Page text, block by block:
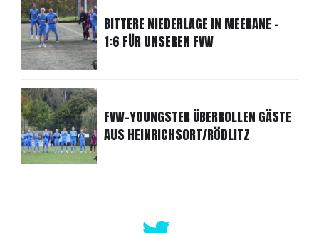
BITTERE NIEDERLAGE IN MEERANE -
1:6 FÜR UNSEREN FVW
FVW-YOUNGSTER ÜBERROLLEN GÄSTE
AUS HEINRICHSORT/RÖDLITZ